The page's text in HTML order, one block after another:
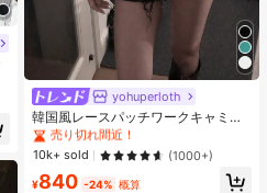
yohuperloth
韓国風レースパッチワークキャミソ
ールタンクトップ、Y2Kエステティ
ック、ストリートウェアカジュアル
サマー
#1 ベストセラー
売り切れ間近！
#1 ベストセラー
売り切れ間近！
#1 ベストセラー
売り切れ間近！
#1 ベストセラー
10k+ sold (1000+)
¥840 -24% 概算